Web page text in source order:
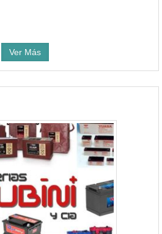
Ver Más